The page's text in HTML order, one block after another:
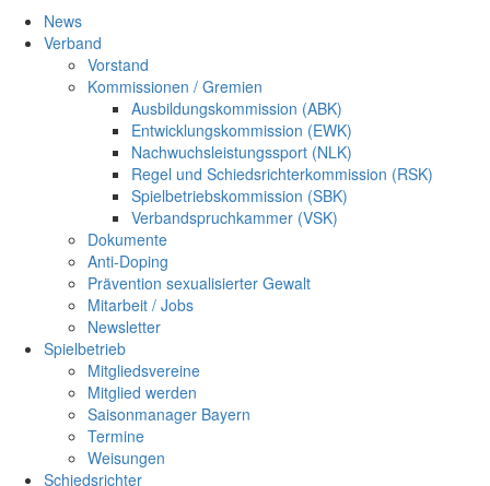
News
Verband
Vorstand
Kommissionen / Gremien
Ausbildungskommission (ABK)
Entwicklungskommission (EWK)
Nachwuchsleistungssport (NLK)
Regel und Schiedsrichterkommission (RSK)
Spielbetriebskommission (SBK)
Verbandspruchkammer (VSK)
Dokumente
Anti-Doping
Prävention sexualisierter Gewalt
Mitarbeit / Jobs
Newsletter
Spielbetrieb
Mitgliedsvereine
Mitglied werden
Saisonmanager Bayern
Termine
Weisungen
Schiedsrichter